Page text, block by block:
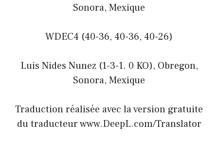
Sonora, Mexique
WDEC4 (40-36, 40-36, 40-26)
Luis Nides Nunez (1-3-1. 0 KO), Obregon,
Sonora, Mexique
Traduction réalisée avec la version gratuite
du traducteur www.DeepL.com/Translator